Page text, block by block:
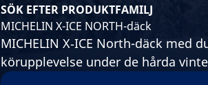
SÖK EFTER PRODUKTFAMILJ
MICHELIN X-ICE NORTH-däck
MICHELIN X‑ICE North-däck med
körupplevelse under de hårda